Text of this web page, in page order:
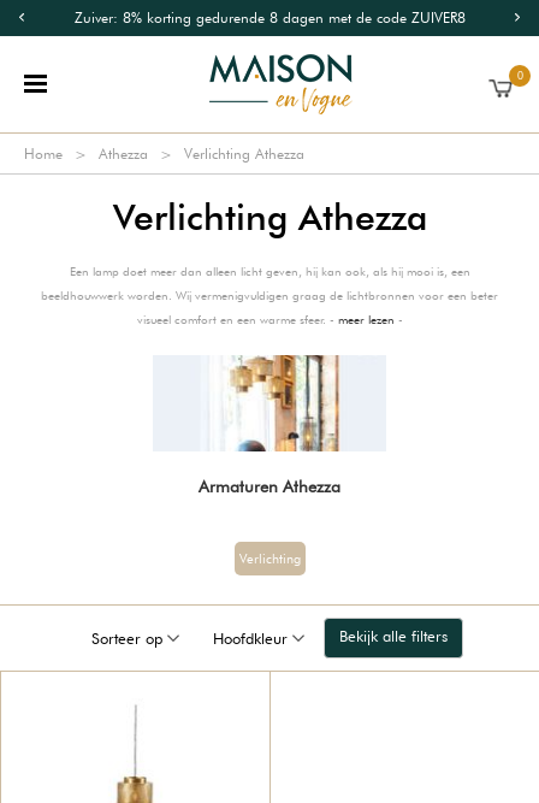
Zuiver: 8% korting gedurende 8 dagen met de code ZUIVER8
0
Home Athezza Verlichting Athezza
Verlichting Athezza
Een lamp doet meer dan alleen licht geven, hij kan ook, als hij mooi is, een
beeldhouwwerk worden. Wij vermenigvuldigen graag de lichtbronnen voor een beter
visueel comfort en een warme sfeer. - meer lezen -
Armaturen Athezza
Verlichting
Sorteer op Hoofdkleur Bekijk alle filters